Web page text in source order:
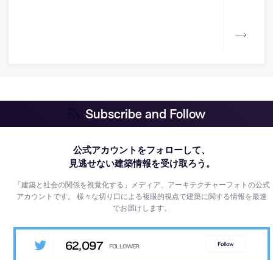
Subscribe and Follow
公式アカウントをフォローして、
見逃せない建築情報を受け取ろう。
「建築と社会の関係を視覚化する」メディア、アーキテクチャーフォトの公式
アカウントです。様々な切り口による複眼的視点で建築に関する情報を最速
でお届けします。
62,097 Follow